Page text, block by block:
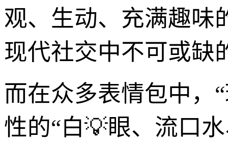
观、生动、充满趣味
现代社交中不可或缺
而在众多表情包中，
性的“白💡眼、流口